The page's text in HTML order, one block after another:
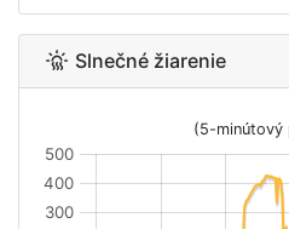
Slnečné žiarenie
(5-minútový
300
400
500